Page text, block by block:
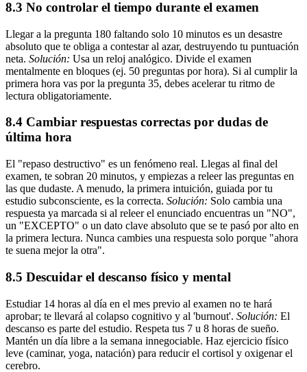
8.3 No controlar el tiempo durante el examen
Llegar a la pregunta 180 faltando solo 10 minutos es un desastre
absoluto que te obliga a contestar al azar, destruyendo tu puntuación
neta. Solución: Usa un reloj analógico. Divide el examen
mentalmente en bloques (ej. 50 preguntas por hora). Si al cumplir la
primera hora vas por la pregunta 35, debes acelerar tu ritmo de
lectura obligatoriamente.
8.4 Cambiar respuestas correctas por dudas de
última hora
El "repaso destructivo" es un fenómeno real. Llegas al final del
examen, te sobran 20 minutos, y empiezas a releer las preguntas en
las que dudaste. A menudo, la primera intuición, guiada por tu
estudio subconsciente, es la correcta. Solución: Solo cambia una
respuesta ya marcada si al releer el enunciado encuentras un "NO",
un "EXCEPTO" o un dato clave absoluto que se te pasó por alto en
la primera lectura. Nunca cambies una respuesta solo porque "ahora
te suena mejor la otra".
8.5 Descuidar el descanso físico y mental
Estudiar 14 horas al día en el mes previo al examen no te hará
aprobar; te llevará al colapso cognitivo y al 'burnout'. Solución: El
descanso es parte del estudio. Respeta tus 7 u 8 horas de sueño.
Mantén un día libre a la semana innegociable. Haz ejercicio físico
leve (caminar, yoga, natación) para reducir el cortisol y oxigenar el
cerebro.